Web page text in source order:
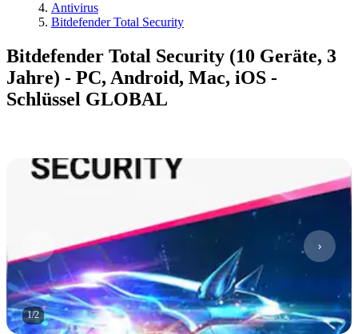
Antivirus
Bitdefender Total Security
Bitdefender Total Security (10 Geräte, 3
Jahre) - PC, Android, Mac, iOS -
Schlüssel GLOBAL
1/2